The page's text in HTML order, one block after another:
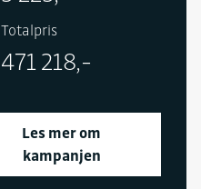
og Mazda 6e
eksklusive seter i
Totalpris
471 218,-
Les mer om
kampanjen